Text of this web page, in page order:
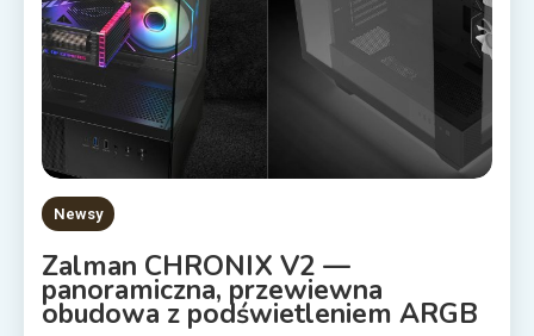
Newsy
Zalman CHRONIX V2 —
panoramiczna, przewiewna
obudowa z podświetleniem ARGB